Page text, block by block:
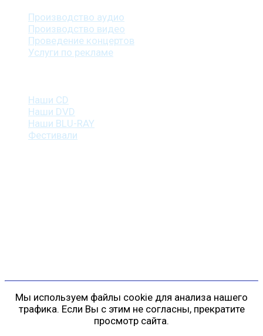
Производство аудио
Производство видео
Проведение концертов
Услуги по рекламе
Наши CD
Наши DVD
Наши BLU-RAY
Фестивали
Мы используем файлы cookie для анализа нашего
трафика. Если Вы с этим не согласны, прекратите
просмотр сайта.